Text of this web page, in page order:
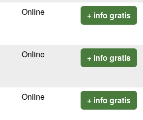
Online + info gratis
Online + info gratis
Online + info gratis